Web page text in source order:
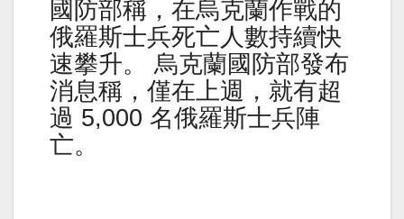
國防部稱，在烏克蘭作戰的
俄羅斯士兵死亡人數持續快
速攀升。 烏克蘭國防部發布
消息稱，僅在上週，就有超
過 5,000 名俄羅斯士兵陣
亡。